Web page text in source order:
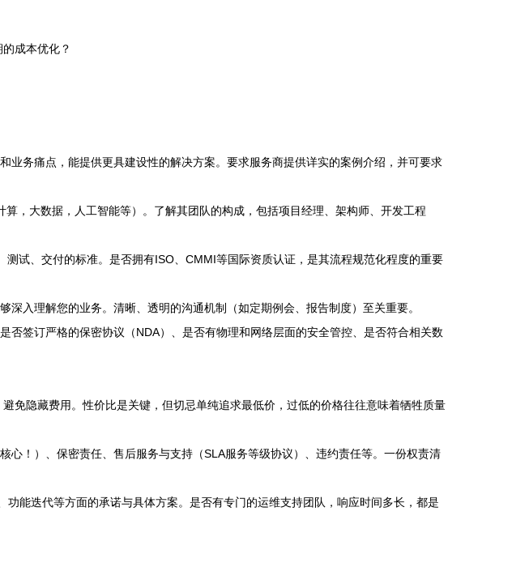
成本优化？
业务痛点，能提供更具建设性的解决方案。要求服务商提供详实的案例介绍，并可要求
，大数据，人工智能等）。了解其团队的构成，包括项目经理、架构师、开发工程
试、交付的标准。是否拥有ISO、CMMI等国际资质认证，是其流程规范化程度的重要
入理解您的业务。清晰、透明的沟通机制（如定期例会、报告制度）至关重要。
否签订严格的保密协议（NDA）、是否有物理和网络层面的安全管控、是否符合相关数
免隐藏费用。性价比是关键，但切忌单纯追求最低价，过低的价格往往意味着牺牲质量
心！）、保密责任、售后服务与支持（SLA服务等级协议）、违约责任等。一份权责清
能迭代等方面的承诺与具体方案。是否有专门的运维支持团队，响应时间多长，都是